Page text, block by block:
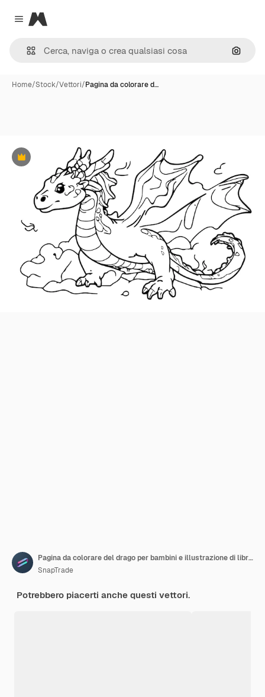
Close menu
Magnific
Cerca
Home/Stock/Vettori/Pagina da colorare d…
Premium
Pagina da colorare del drago per bambini e illustrazione di libri da colorare per adulti
SnapTrade
Potrebbero piacerti anche questi vettori.